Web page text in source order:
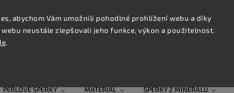
abychom Vám umožnili pohodlné prohlížení webu a díky
neustále zlepšovali jeho funkce, výkon a použitelnost.
.
PERLOVÉ ŠPERKY MATERIÁL ŠPERKY Z MINERÁLŮ